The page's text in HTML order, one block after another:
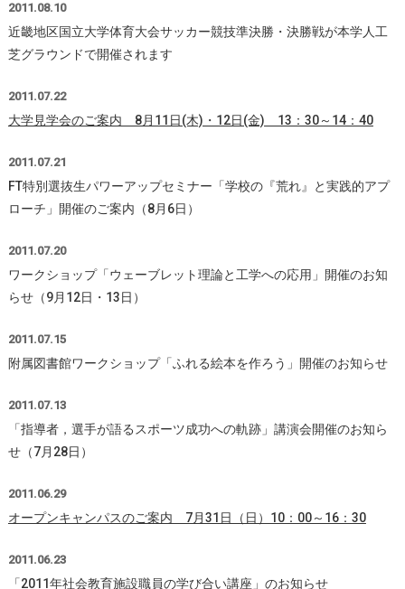
2011.08.10
近畿地区国立大学体育大会サッカー競技準決勝・決勝戦が本学人工
芝グラウンドで開催されます
2011.07.22
大学見学会のご案内 8月11日(木)・12日(金) 13：30～14：40
2011.07.21
FT特別選抜生パワーアップセミナー「学校の『荒れ』と実践的アプ
ローチ」開催のご案内（8月6日）
2011.07.20
ワークショップ「ウェーブレット理論と工学への応用」開催のお知
らせ（9月12日・13日）
2011.07.15
附属図書館ワークショップ「ふれる絵本を作ろう」開催のお知らせ
2011.07.13
「指導者，選手が語るスポーツ成功への軌跡」講演会開催のお知ら
せ（7月28日）
2011.06.29
オープンキャンパスのご案内 7月31日（日）10：00～16：30
2011.06.23
「2011年社会教育施設職員の学び合い講座」のお知らせ